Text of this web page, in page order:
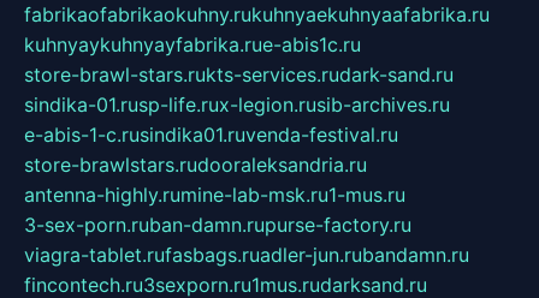
fabrikaofabrikaokuhny.rukuhnyaekuhnyaafabrika.ru
kuhnyaykuhnyayfabrika.rue-abis1c.ru
store-brawl-stars.rukts-services.rudark-sand.ru
sindika-01.rusp-life.rux-legion.rusib-archives.ru
e-abis-1-c.rusindika01.ruvenda-festival.ru
store-brawlstars.rudooraleksandria.ru
antenna-highly.rumine-lab-msk.ru1-mus.ru
3-sex-porn.ruban-damn.rupurse-factory.ru
viagra-tablet.rufasbags.ruadler-jun.rubandamn.ru
fincontech.ru3sexporn.ru1mus.rudarksand.ru